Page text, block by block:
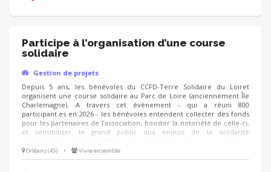
Participe à l’organisation d’une course
solidaire
Gestion de projets
Depuis 5 ans, les bénévoles du CCFD-Terre Solidaire du Loiret
organisent une course solidaire au Parc de Loire (anciennement Île
Charlemagne). A travers cet évènement - qui a réuni 800
participant.es en 2026 - les bénévoles entendent collecter des fonds
pour les partenaires de l’association, booster la notoriété de celle-ci,
et sensibiliser le grand public aux enjeux de la solidarité
communication, logistique, recherche de partenaires/mécènes, etc.
NB : l’édition 2027 aura lieu le dimanche 21 mars.
Orléans (45) • Vivre ensemble